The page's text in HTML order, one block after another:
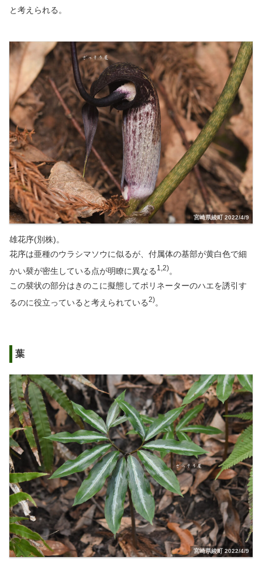
と考えられる。
宮崎県綾町 2022/4/9
雄花序(別株)。
花序は亜種のウラシマソウに似るが、付属体の基部が黄白色で細
かい襞が密生している点が明瞭に異なる 1,2)。
この襞状の部分はきのこに擬態してポリネーターのハエを誘引す
るのに役立っていると考えられている2)。
葉
宮崎県綾町 2022/4/9